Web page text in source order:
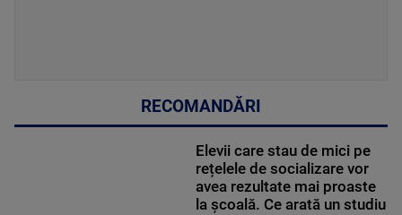
RECOMANDĂRI
Elevii care stau de mici pe
rețelele de socializare vor
avea rezultate mai proaste
la școală. Ce arată un studiu